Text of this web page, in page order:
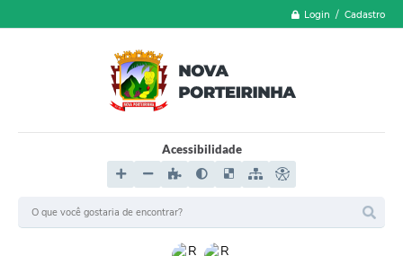
Login / Cadastro
Acessibilidade